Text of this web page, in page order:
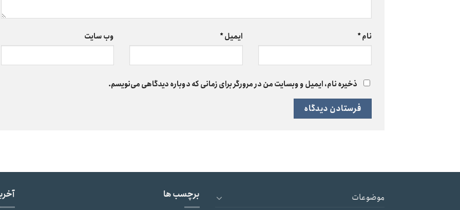
نام* ایمیل* وب‌ سایت
ذخیره نام، ایمیل و وبسایت من در مرورگر برای زمانی که دوباره دیدگاهی می‌نویسم.
موضوعات
برچسب ها